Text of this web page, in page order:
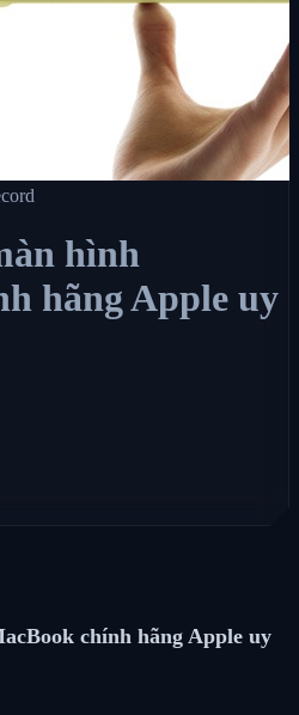
hình
hãng Apple uy
chính hãng Apple uy